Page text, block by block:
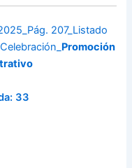
207_Listado
Promoción
33